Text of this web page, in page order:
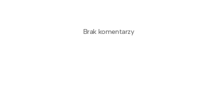
Brak komentarzy